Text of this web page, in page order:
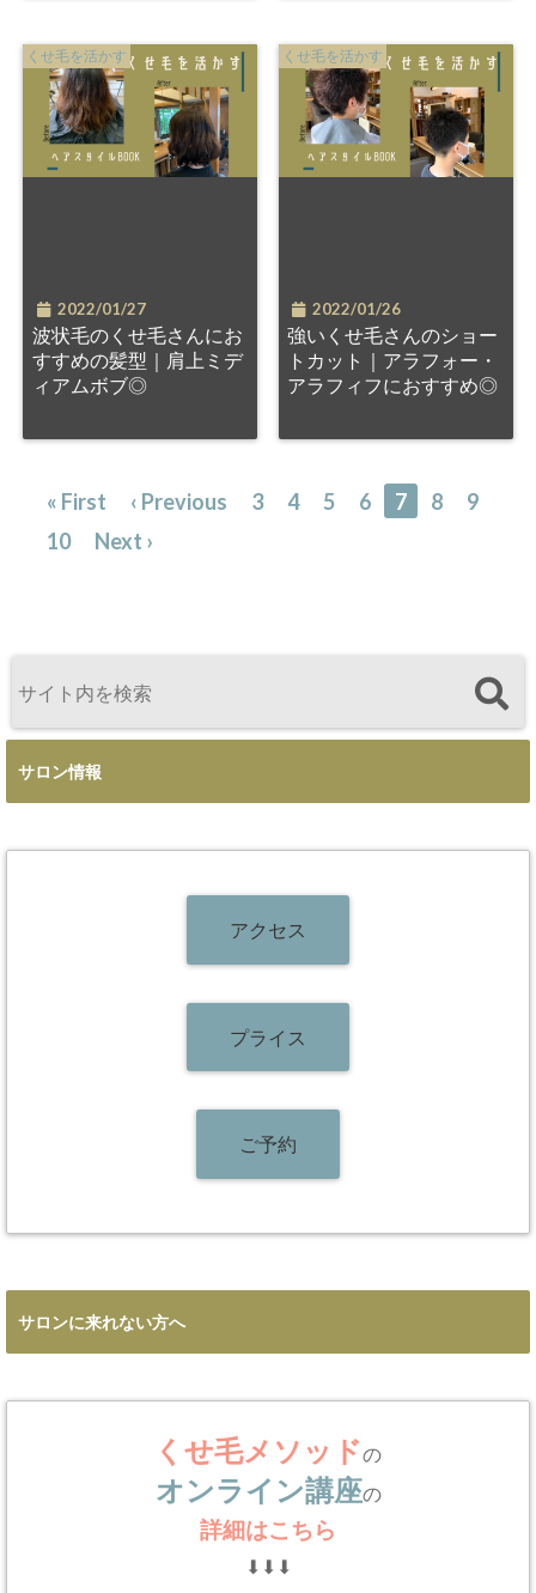
くせ毛を活かす
2022/01/27
波状毛のくせ毛さんにお
すすめの髪型｜肩上ミデ
ィアムボブ◎
くせ毛を活かす
2022/01/26
強いくせ毛さんのショー
トカット｜アラフォー・
アラフィフにおすすめ◎
« First ‹ Previous 3 4 5 6 7 8
9
10
Next ›
サロン情報
アクセス
プライス
ご予約
サロンに来れない方へ
くせ毛メソッドの
オンライン講座の
詳細はこちら
⬇︎⬇︎⬇︎